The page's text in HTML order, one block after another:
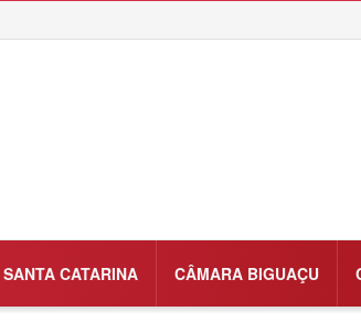
SANTA CATARINA CÂMARA BIGUAÇU